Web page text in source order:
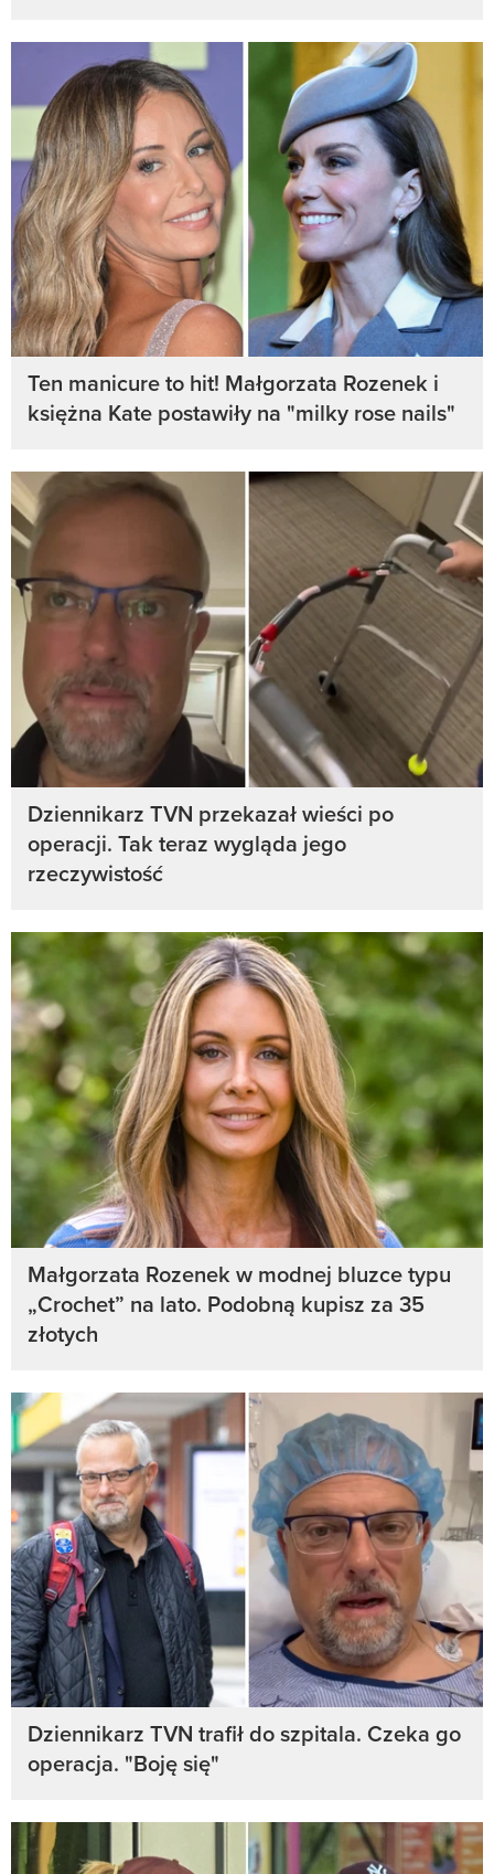
Ten manicure to hit! Małgorzata Rozenek i
księżna Kate postawiły na "milky rose nails"
Dziennikarz TVN przekazał wieści po
operacji. Tak teraz wygląda jego
rzeczywistość
Małgorzata Rozenek w modnej bluzce typu
„Crochet” na lato. Podobną kupisz za 35
złotych
Dziennikarz TVN trafił do szpitala. Czeka go
operacja. "Boję się"